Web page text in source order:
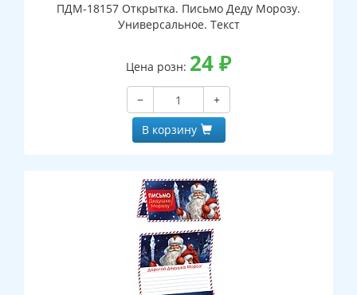
ПДМ-18157 Открытка. Письмо Деду Морозу.
Универсальное. Текст
Цена розн: 24₽
−
+
В корзину